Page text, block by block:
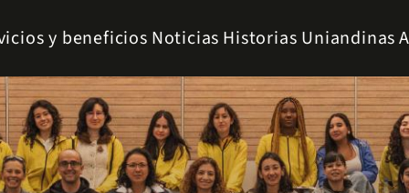
y beneficios Noticias Historias Uniandinas